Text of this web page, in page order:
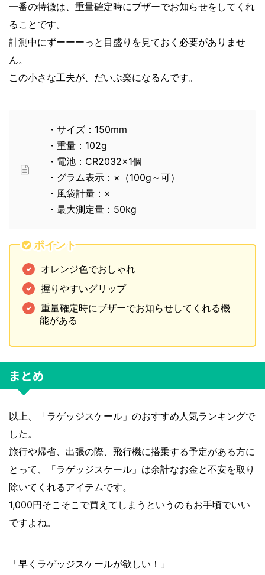
一番の特徴は、重量確定時にブザーでお知らせをしてくれ
ることです。
計測中にずーーーっと目盛りを見ておく必要がありませ
ん。
この小さな工夫が、だいぶ楽になるんです。
・サイズ：150mm
・重量：102g
・電池：CR2032×1個
・グラム表示：×（100g～可）
・風袋計量：×
・最大測定量：50kg
ポイント
オレンジ色でおしゃれ
握りやすいグリップ
重量確定時にブザーでお知らせしてくれる機
能がある
まとめ
以上、「ラゲッジスケール」のおすすめ人気ランキングで
した。
旅行や帰省、出張の際、飛行機に搭乗する予定がある方に
とって、「ラゲッジスケール」は余計なお金と不安を取り
除いてくれるアイテムです。
1,000円そこそこで買えてしまうというのもお手頃でいい
ですよね。
「早くラゲッジスケールが欲しい！」